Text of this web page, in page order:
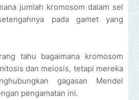
jumlah kromosom dalam sel
pada gamet yang
tahu bagaimana kromosom
dan meiosis, tetapi mereka
gagasan Mendel
pengamatan ini.